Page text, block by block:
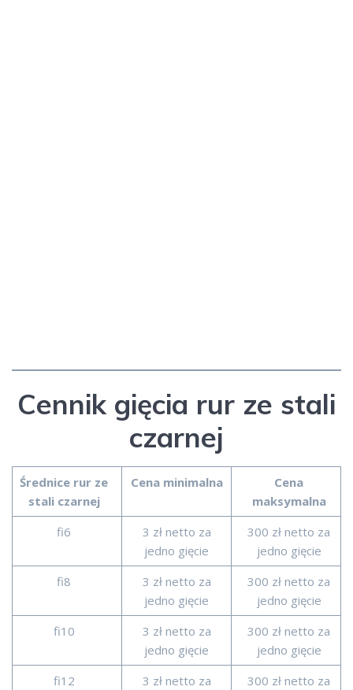
Cennik gięcia rur ze stali
czarnej
Średnice rur ze
stali czarnej
Cena minimalna
Cena
maksymalna
fi6
3 zł netto za
jedno gięcie
300 zł netto za
jedno gięcie
fi8
3 zł netto za
jedno gięcie
300 zł netto za
jedno gięcie
fi10
3 zł netto za
jedno gięcie
300 zł netto za
jedno gięcie
fi12
3 zł netto za
300 zł netto za